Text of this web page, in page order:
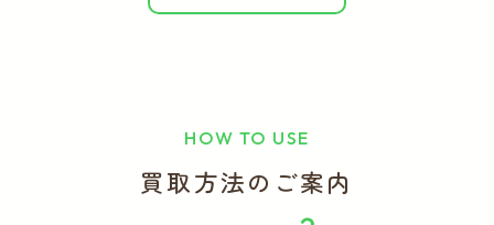
HOW TO USE
買取方法のご案内